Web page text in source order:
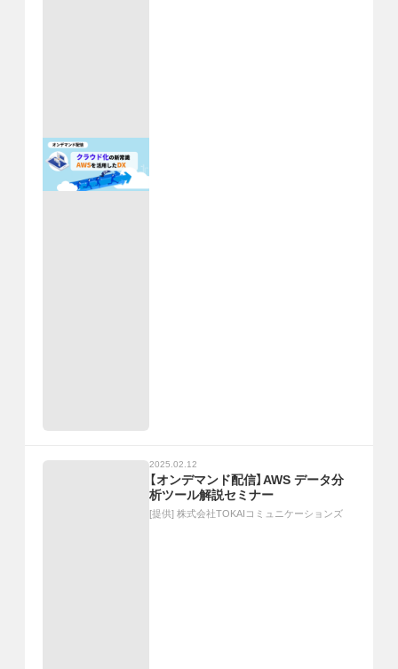
2025.02.12
【オンデマンド配信】AWS データ分
析ツール解説セミナー
[提供] 株式会社TOKAIコミュニケーションズ